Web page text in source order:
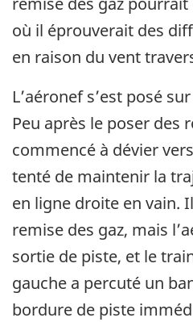
où il éprouverait des
en raison du vent
L’aéronef s’est posé
Peu après le poser des
commencé à dévier
tenté de maintenir la
en ligne droite en vain.
remise des gaz, mais
sortie de piste, et le
gauche a percuté un
bordure de piste